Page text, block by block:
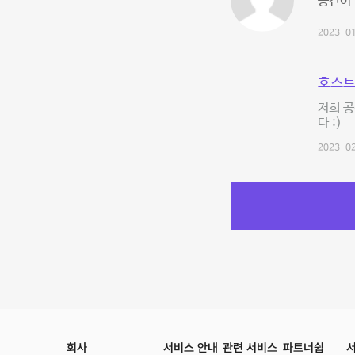
2023-
호스
저희
다 :)
2023-
회사 서비스 안내 관련 서비스 파트너쉽